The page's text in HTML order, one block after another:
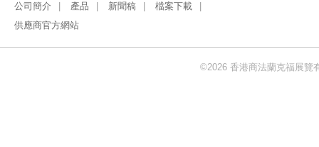
公司簡介
產品 新聞稿
檔案下載
供應商官方網站
©2026 香港商法蘭克福展覽